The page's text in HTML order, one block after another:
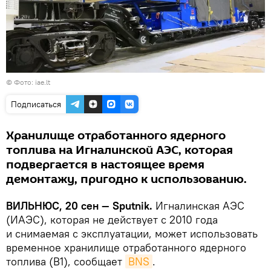
© Фото: iae.lt
Подписаться
Хранилище отработанного ядерного
топлива на Игналинской АЭС, которая
подвергается в настоящее время
демонтажу, пригодно к использованию.
ВИЛЬНЮС, 20 сен — Sputnik. Игналинская АЭС
(ИАЭС), которая не действует с 2010 года
и снимаемая с эксплуатации, может использовать
временное хранилище отработанного ядерного
топлива (B1), сообщает BNS .